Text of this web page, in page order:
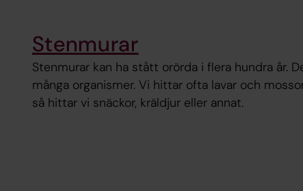
Stenmurar
Stenmurar kan ha stått orörda i flera hundra år.
många organismer. Vi hittar ofta lavar och
så hittar vi snäckor, kräldjur eller annat.